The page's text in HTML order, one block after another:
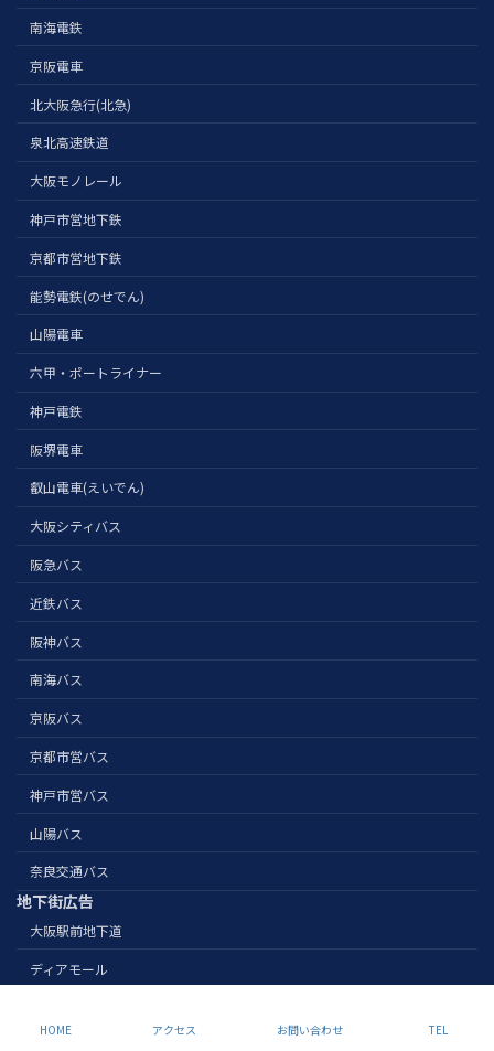
南海電鉄
京阪電車
北大阪急行(北急)
泉北高速鉄道
大阪モノレール
神戸市営地下鉄
京都市営地下鉄
能勢電鉄(のせでん)
山陽電車
六甲・ポートライナー
神戸電鉄
阪堺電車
叡山電車(えいでん)
大阪シティバス
阪急バス
近鉄バス
阪神バス
南海バス
京阪バス
京都市営バス
神戸市営バス
山陽バス
奈良交通バス
地下街広告
大阪駅前地下道
ディアモール
Copyright Nihonsenkousha. All Rights Reserved.
HOME アクセス お問い合わせ TEL